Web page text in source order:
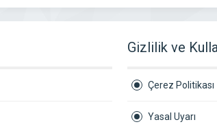
Gizlilik ve
Çerez Politikası
Yasal Uyarı